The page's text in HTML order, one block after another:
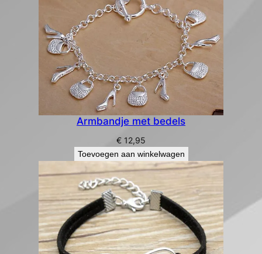
Armbandje met bedels
€ 12,95
Toevoegen aan winkelwagen